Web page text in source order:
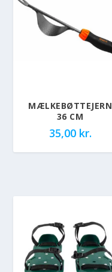
MÆLKEBØTTEJERN
36 CM
35,00 kr.